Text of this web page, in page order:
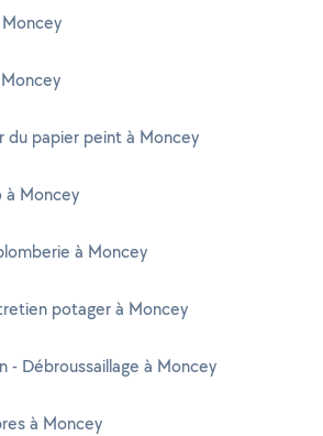
du papier peint à Moncey
à Moncey
à Moncey
potager à Moncey
- Débroussaillage à Moncey
à Moncey